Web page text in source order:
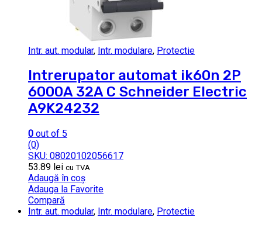
Intr. aut. modular, Intr. modulare, Protectie
Intrerupator automat ik60n 2P
6000A 32A C Schneider Electric
A9K24232
0 out of 5
(0)
SKU: 08020102056617
53.89 lei cu TVA
Adaugă în coș
Adauga la Favorite
Compară
Intr. aut. modular, Intr. modulare, Protectie